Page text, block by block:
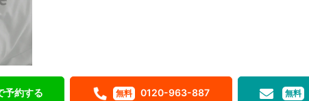
予約する 無料 0120-963-887 無料